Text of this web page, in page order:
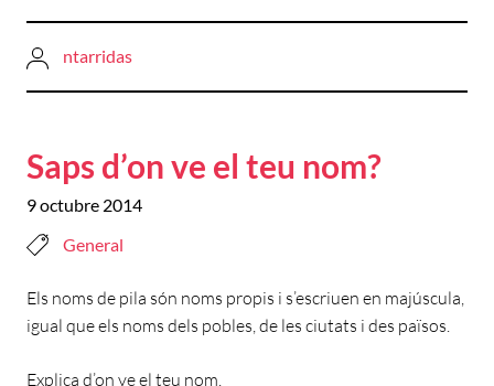
ntarridas
Saps d’on ve el teu nom?
9 octubre 2014
General
Els noms de pila són noms propis i s’escriuen en majúscula,
igual que els noms dels pobles, de les ciutats i des països.
Explica d’on ve el teu nom.